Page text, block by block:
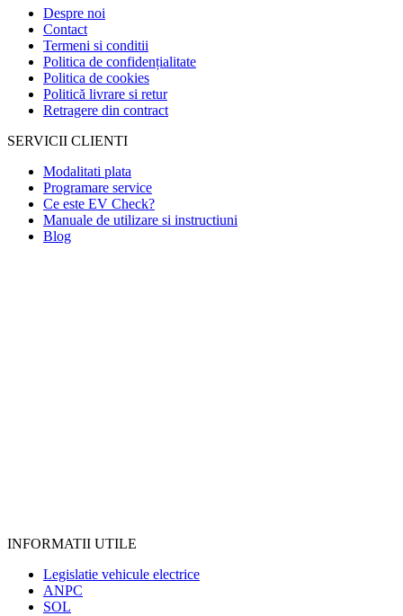
Despre noi
Contact
Termeni si conditii
Politica de confidențialitate
Politica de cookies
Politică livrare si retur
Retragere din contract
SERVICII CLIENTI
Modalitati plata
Programare service
Ce este EV Check?
Manuale de utilizare si instructiuni
Blog
INFORMATII UTILE
Legislatie vehicule electrice
ANPC
SOL